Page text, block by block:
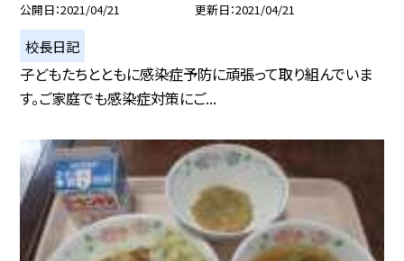
公開日 2021/04/21 更新日 2021/04/21
校長日記
子どもたちとともに感染症予防に頑張って取り組んでいま
す。ご家庭でも感染症対策にご...